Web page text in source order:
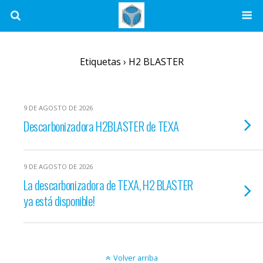
Etiquetas › H2 BLASTER
9 DE AGOSTO DE 2026
Descarbonizadora H2BLASTER de TEXA
9 DE AGOSTO DE 2026
La descarbonizadora de TEXA, H2 BLASTER
ya está disponible!
Volver arriba